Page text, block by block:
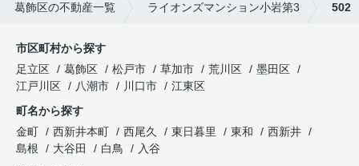
葛飾区の不動産一覧 ライオンズマンション小岩第3 502
市区町村から探す
足立区
葛飾区 松戸市 草加市 荒川区
墨田区
江戸川区
八潮市 川口市
江東区
町名から探す
金町
西新井本町 西尾久 東日暮里 東和
西新井
島根
大谷田 白鳥
入谷